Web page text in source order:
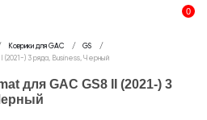
0
Коврики для GAC
GS
(2021-) 3 ряда, Business, Черный
для GAC GS8 II (2021-) 3